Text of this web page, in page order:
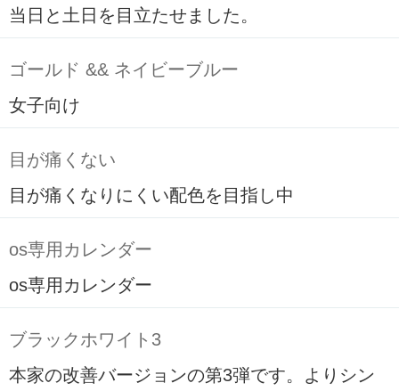
当日と土日を目立たせました。
ゴールド && ネイビーブルー
女子向け
目が痛くない
目が痛くなりにくい配色を目指し中
os専用カレンダー
os専用カレンダー
ブラックホワイト3
本家の改善バージョンの第3弾です。よりシン